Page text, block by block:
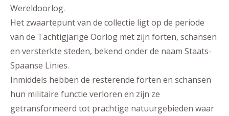
Wereldoorlog.
Het zwaartepunt van de collectie ligt op de periode
van de Tachtigjarige Oorlog met zijn forten, schansen
en versterkte steden, bekend onder de naam Staats-
Spaanse Linies.
Inmiddels hebben de resterende forten en schansen
hun militaire functie verloren en zijn ze
getransformeerd tot prachtige natuurgebieden waar